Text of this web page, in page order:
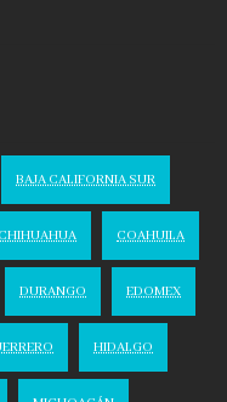
BAJA CALIFORNIA SUR
CHIHUAHUA COAHUILA
DURANGO EDOMEX
HIDALGO